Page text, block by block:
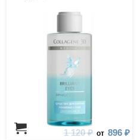
1 120 ₽ от 896 ₽